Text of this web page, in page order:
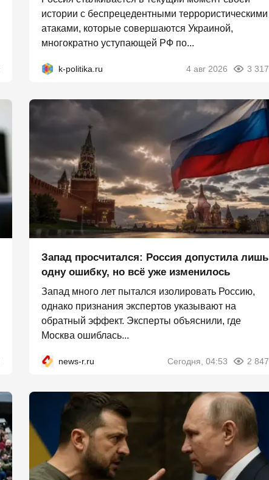
истории с беспрецедентными террористическими
атаками, которые совершаются Украиной,
многократно уступающей РФ по...
k-politika.ru 4 авг 2026 3 317
Запад просчитался: Россия допустила лишь
одну ошибку, но всё уже изменилось
Запад много лет пытался изолировать Россию,
однако признания экспертов указывают на
обратный эффект. Эксперты объяснили, где
Москва ошиблась...
news-r.ru Сегодня, 04:53 2 847